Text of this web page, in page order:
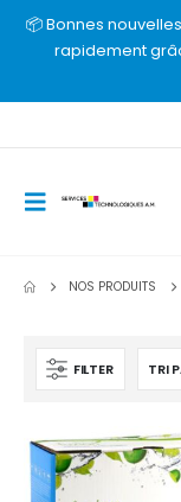
📦 Bonnes
rapidement
NOS PRODUITS
FILTER